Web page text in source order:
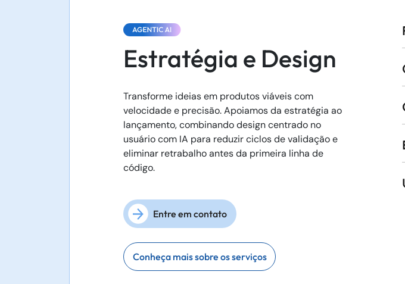
Estratégia e Design
Transforme ideias em produtos viáveis com
velocidade e precisão. Apoiamos da estratégia ao
lançamento, combinando design centrado no
usuário com IA para reduzir ciclos de validação e
eliminar retrabalho antes da primeira linha de
código.
Entre em contato
Conheça mais sobre os serviços